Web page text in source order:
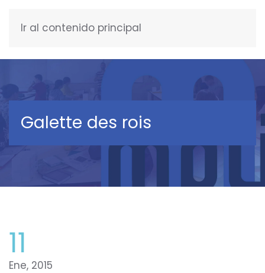
Ir al contenido principal
Galette des rois
11
Ene, 2015